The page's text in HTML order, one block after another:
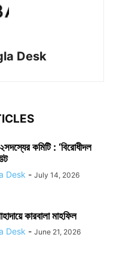
Desk
কমিটি : ‘বিরোধীদল
Desk - July 14, 2026
কারবালা মাহফিল
Desk - June 21, 2026